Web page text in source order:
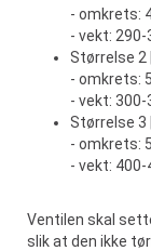
- omkrets:
- vekt:
Størrelse 2
- omkrets:
- vekt:
Størrelse 3
- omkrets:
- vekt:
Ventilen skal
slik at den ikke